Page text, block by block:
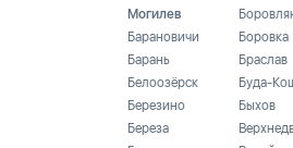
Могилев
Барановичи
Барань
Белоозёрск
Березино
Береза
Боровка
Браслав
Буда-
Быхов